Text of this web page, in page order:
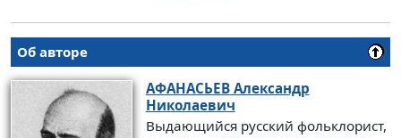
Об авторе
АФАНАСЬЕВАлександр
Николаевич
Выдающийся русский фольклорист,